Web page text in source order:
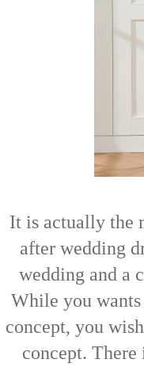
It is actually the
after wedding
wedding and a
While you
concept, you
concept.